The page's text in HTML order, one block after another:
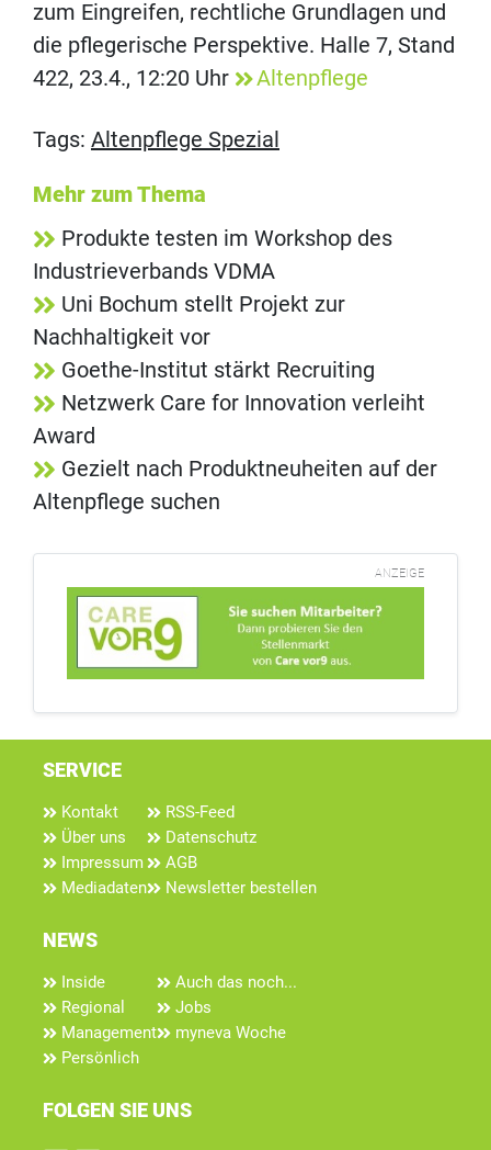
zum Eingreifen, rechtliche Grundlagen und
die pflegerische Perspektive. Halle 7, Stand
422, 23.4., 12:20 Uhr
Altenpflege
Tags: Altenpflege Spezial
Mehr zum Thema
Produkte testen im Workshop des
Industrieverbands VDMA
Uni Bochum stellt Projekt zur
Nachhaltigkeit vor
Goethe-Institut stärkt Recruiting
Netzwerk Care for Innovation verleiht
Award
Gezielt nach Produktneuheiten auf der
Altenpflege suchen
ANZEIGE
SERVICE
Kontakt
Über uns
Impressum
Mediadaten
RSS-Feed
Datenschutz
AGB
Newsletter bestellen
NEWS
Inside
Regional
Management
Persönlich
Auch das noch...
Jobs
myneva Woche
FOLGEN SIE UNS